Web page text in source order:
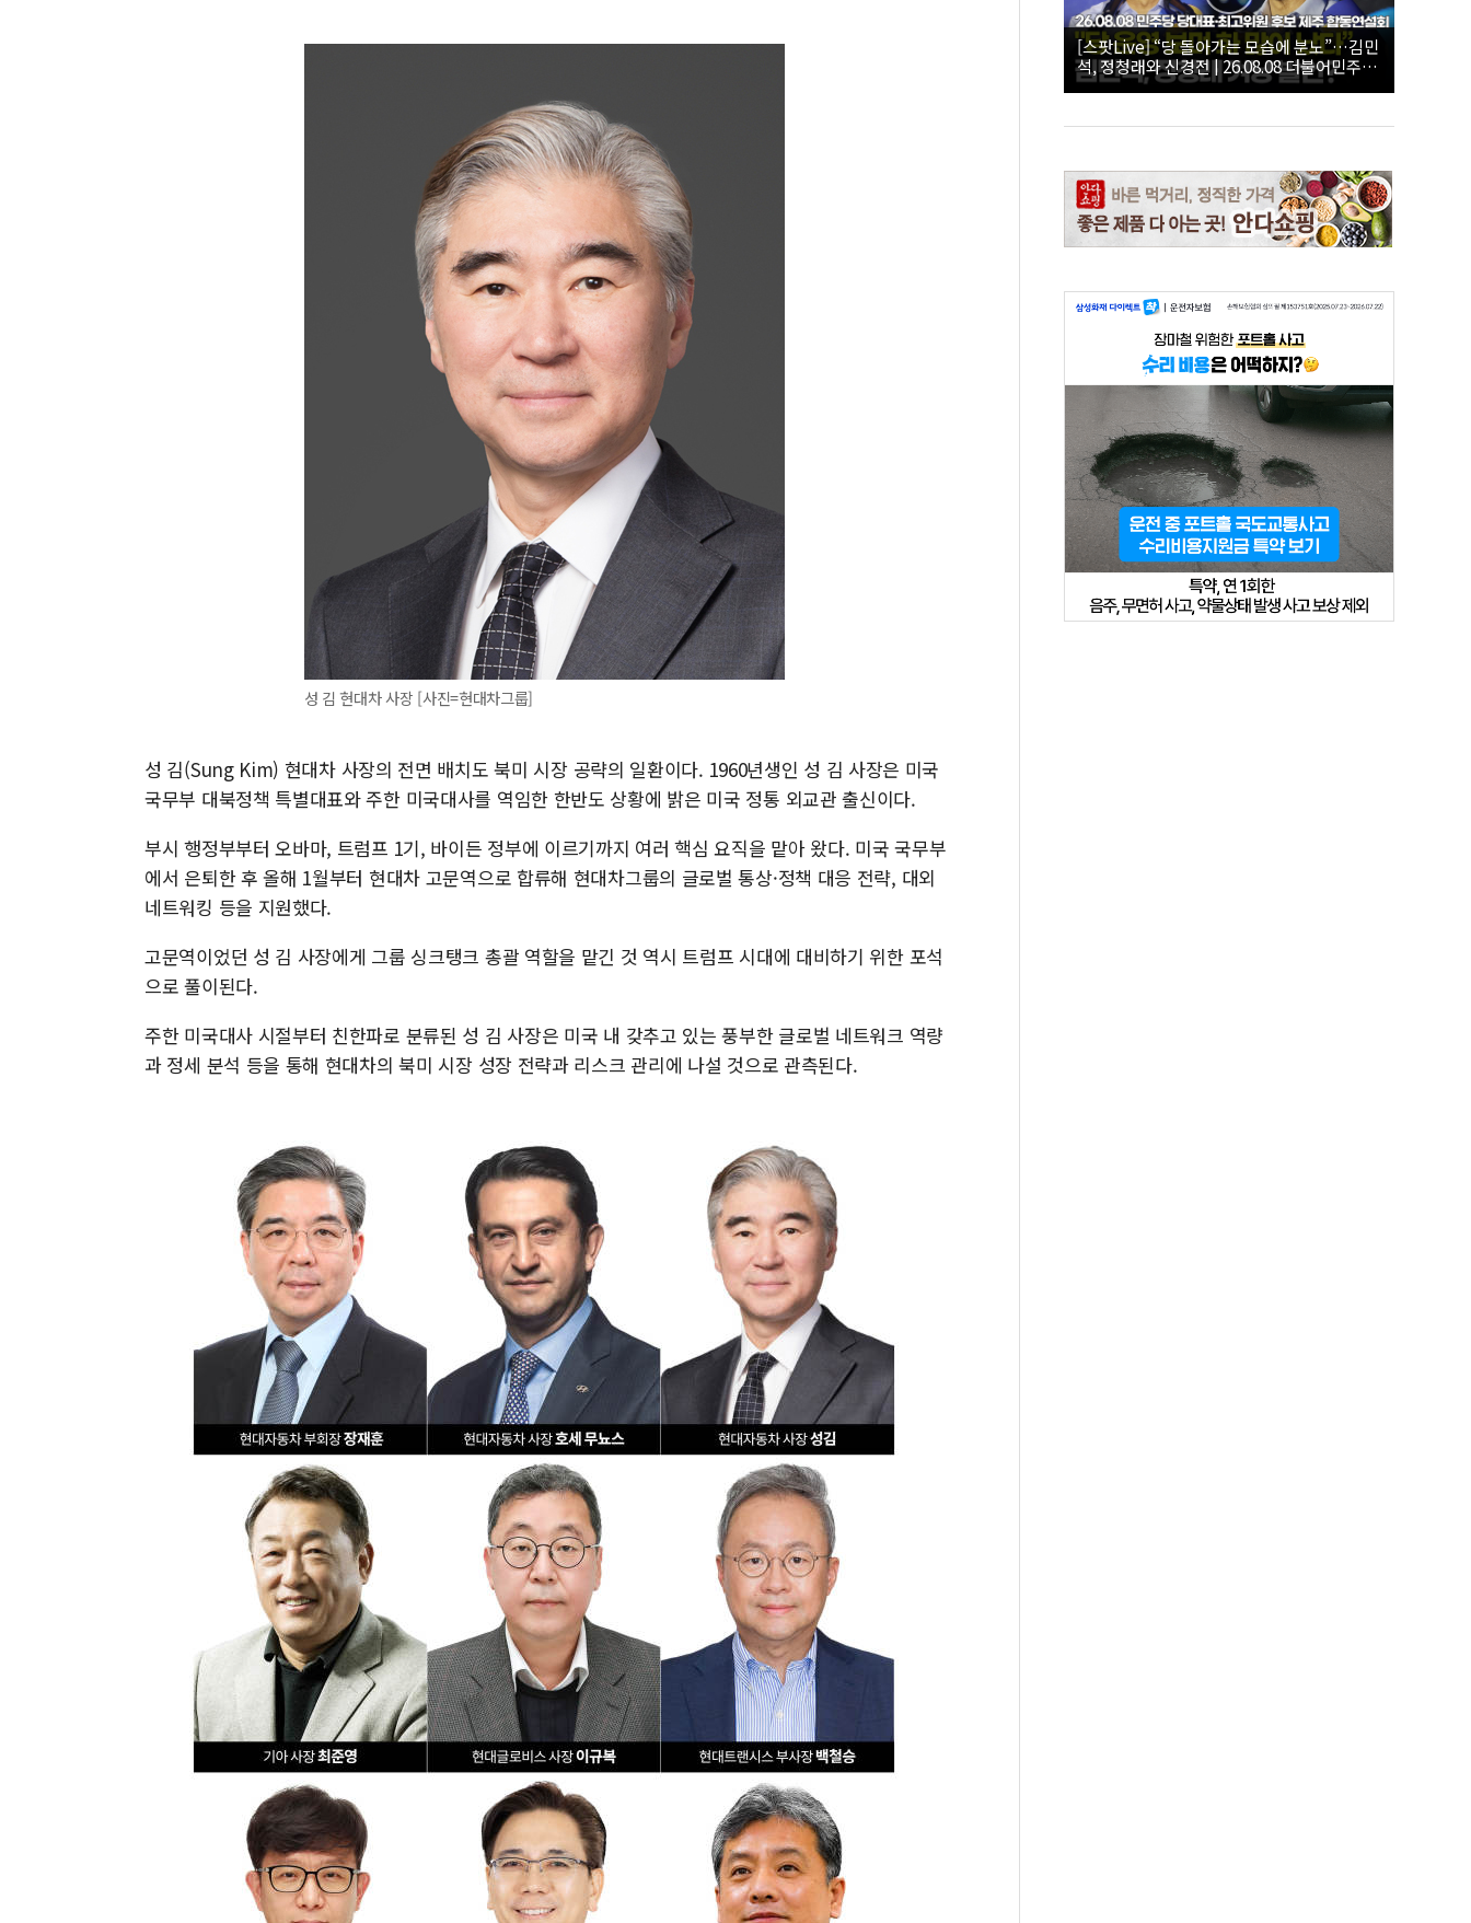
성 김 현대차 사장 [사진=현대차그룹]
성 김(Sung Kim) 현대차 사장의 전면 배치도 북미 시장 공략의 일환이다. 1960년생인 성 김 사장은 미국
국무부 대북정책 특별대표와 주한 미국대사를 역임한 한반도 상황에 밝은 미국 정통 외교관 출신이다.
부시 행정부부터 오바마, 트럼프 1기, 바이든 정부에 이르기까지 여러 핵심 요직을 맡아 왔다. 미국 국무부
에서 은퇴한 후 올해 1월부터 현대차 고문역으로 합류해 현대차그룹의 글로벌 통상·정책 대응 전략, 대외
네트워킹 등을 지원했다.
고문역이었던 성 김 사장에게 그룹 싱크탱크 총괄 역할을 맡긴 것 역시 트럼프 시대에 대비하기 위한 포석
으로 풀이된다.
주한 미국대사 시절부터 친한파로 분류된 성 김 사장은 미국 내 갖추고 있는 풍부한 글로벌 네트워크 역량
과 정세 분석 등을 통해 현대차의 북미 시장 성장 전략과 리스크 관리에 나설 것으로 관측된다.
[스팟Live] “당 돌아가는 모습에 분노”…김민
석, 정청래와 신경전 | 26.08.08 더불어민주당
당대표·최고위원 후보 제주 합동연설회